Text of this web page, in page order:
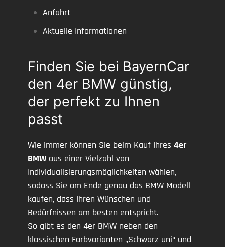
Anfahrt
Aktuelle Informationen
Finden Sie bei BayernCar
den 4er BMW günstig,
der perfekt zu Ihnen
passt
Wie immer können Sie beim Kauf Ihres 4er
BMW aus einer Vielzahl von
Individualisierungsmöglichkeiten wählen,
sodass Sie am Ende genau das BMW Modell
kaufen, dass Ihren Wünschen und
Bedürfnissen am besten entspricht.
So gibt es den 4er BMW neben den
klassischen Farbvarianten „Schwarz uni“ und